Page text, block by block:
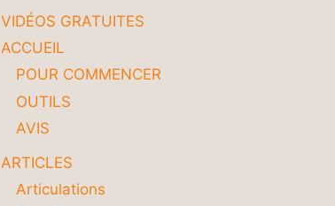
VIDÉOS GRATUITES
ACCUEIL
POUR COMMENCER
OUTILS
AVIS
ARTICLES
Articulations